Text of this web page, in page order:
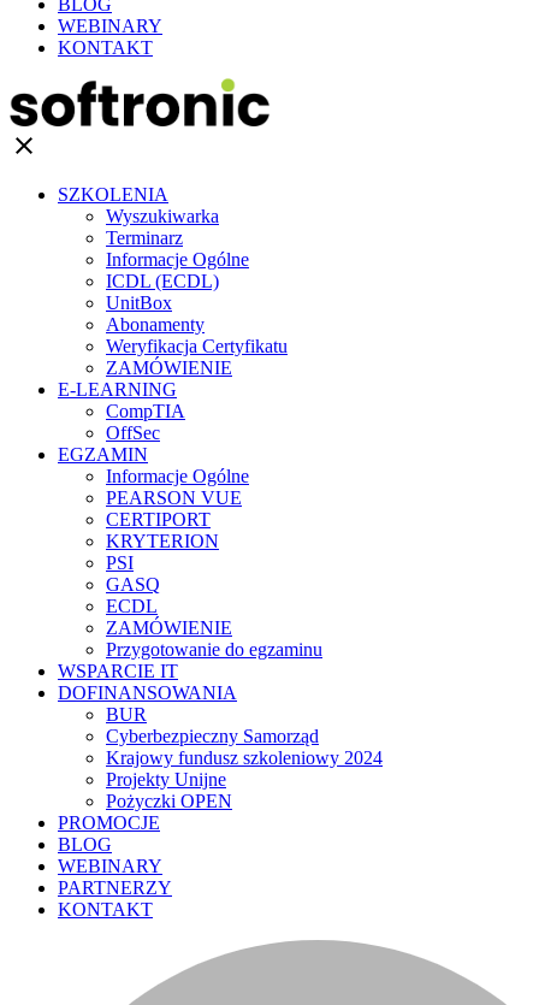
BLOG
WEBINARY
KONTAKT
clear
SZKOLENIA
Wyszukiwarka
Terminarz
Informacje Ogólne
ICDL (ECDL)
UnitBox
Abonamenty
Weryfikacja Certyfikatu
ZAMÓWIENIE
E-LEARNING
CompTIA
OffSec
EGZAMIN
Informacje Ogólne
PEARSON VUE
CERTIPORT
KRYTERION
PSI
GASQ
ECDL
ZAMÓWIENIE
Przygotowanie do egzaminu
WSPARCIE IT
DOFINANSOWANIA
BUR
Cyberbezpieczny Samorząd
Krajowy fundusz szkoleniowy 2024
Projekty Unijne
Pożyczki OPEN
PROMOCJE
BLOG
WEBINARY
PARTNERZY
KONTAKT